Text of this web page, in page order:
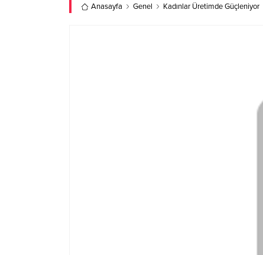
Anasayfa Genel Kadınlar Üretimde Güçleniyor